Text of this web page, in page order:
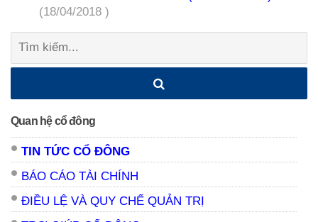
(18/04/2018 )
Tìm
Quan hệ cổ đông
TIN TỨC CỔ ĐÔNG
BÁO CÁO TÀI CHÍNH
ĐIỀU LỆ VÀ QUY CHẾ QUẢN TRỊ